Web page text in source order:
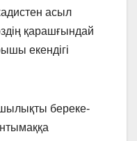
асыл
қарашғындай
екендігі
береке-